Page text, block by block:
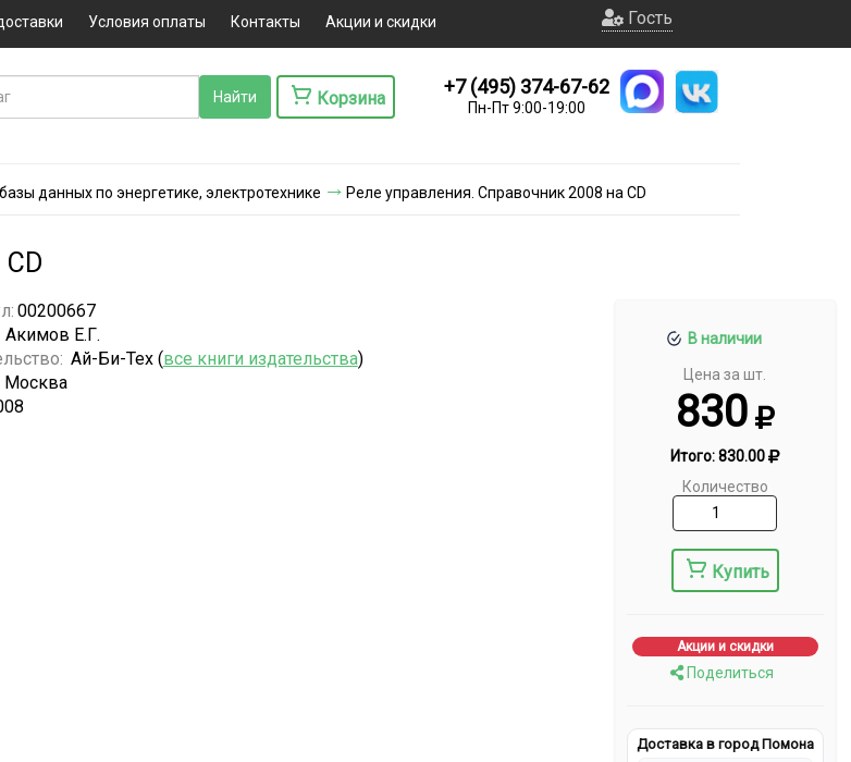
Условия оплаты Контакты Акции и скидки Гость
Корзина
+7 (495) 374-67-62
Пн-Пт 9:00-19:00
данных по энергетике, электротехнике Реле управления. Справочник 2008 на CD
В наличии
Цена за шт.
830
Итого:830.00
Количество
Купить
Акции и скидки
Поделиться
Доставка в город Помона
00200667
Акимов Е.Г.
Ай-Би-Тех (все книги издательства)
Москва